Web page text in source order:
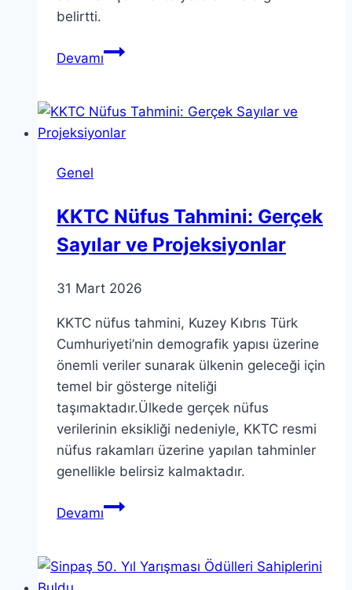
belirtti.
DevamıParadigma
Öcalan’ın
Açıklamaları
Genel
KKTC Nüfus Tahmini: Gerçek
Sayılar ve Projeksiyonlar
31 Mart 2026
KKTC nüfus tahmini, Kuzey Kıbrıs Türk
Cumhuriyeti’nin demografik yapısı üzerine
önemli veriler sunarak ülkenin geleceği için
temel bir gösterge niteliği
taşımaktadır.Ülkede gerçek nüfus
verilerinin eksikliği nedeniyle, KKTC resmi
nüfus rakamları üzerine yapılan tahminler
genellikle belirsiz kalmaktadır.
DevamıKKTC
Gerçek